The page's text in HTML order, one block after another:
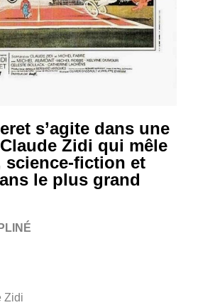
s’agite dans une
Zidi qui mêle
science-fiction et
le plus grand
Zidi